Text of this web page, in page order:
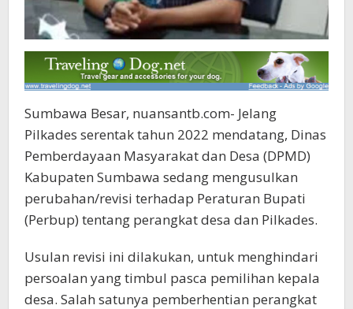
Sumbawa Besar, nuansantb.com- Jelang
Pilkades serentak tahun 2022 mendatang, Dinas
Pemberdayaan Masyarakat dan Desa (DPMD)
Kabupaten Sumbawa sedang mengusulkan
perubahan/revisi terhadap Peraturan Bupati
(Perbup) tentang perangkat desa dan Pilkades.
Usulan revisi ini dilakukan, untuk menghindari
persoalan yang timbul pasca pemilihan kepala
desa. Salah satunya pemberhentian perangkat